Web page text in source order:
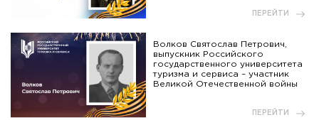
ПЕРЕЙТИ
Волков Святослав Петрович,
выпускник Российского
государственного университета
туризма и сервиса – участник
Великой Отечественной войны
ПЕРЕЙТИ